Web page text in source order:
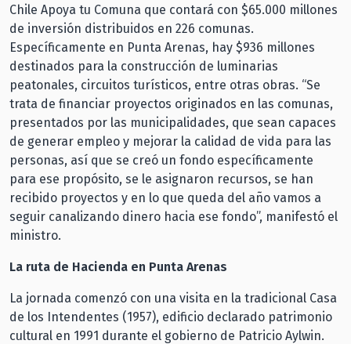
Chile Apoya tu Comuna que contará con $65.000 millones
de inversión distribuidos en 226 comunas.
Específicamente en Punta Arenas, hay $936 millones
destinados para la construcción de luminarias
peatonales, circuitos turísticos, entre otras obras. “Se
trata de financiar proyectos originados en las comunas,
presentados por las municipalidades, que sean capaces
de generar empleo y mejorar la calidad de vida para las
personas, así que se creó un fondo específicamente
para ese propósito, se le asignaron recursos, se han
recibido proyectos y en lo que queda del año vamos a
seguir canalizando dinero hacia ese fondo”, manifestó el
ministro.
La ruta de Hacienda en Punta Arenas
La jornada comenzó con una visita en la tradicional Casa
de los Intendentes (1957), edificio declarado patrimonio
cultural en 1991 durante el gobierno de Patricio Aylwin.